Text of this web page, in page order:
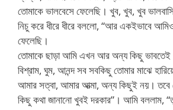
তোমাকে ভালবেসে ফেলেছি। খুব, খুব, খুব
নিচু করে ধীরে ধীরে বললো, “আর একইভাবে
ফেলেছি।
তোমাকে ছাড়া আমি এখন আর অন্য কিছু ভাবতেই
বিশ্রাম, ঘুম, আনন্দ সব সবকিছু তোমার মাঝে
আমার সত্বা, আমার আত্মা, অন্য কিছুই নয়। তবে
কিছু কথা জানানো খুবই দরকার”। আমি বললাম,